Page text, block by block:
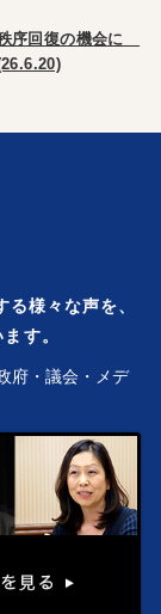
序回復の機会に
様々な声を、
す。
府・議会・メデ